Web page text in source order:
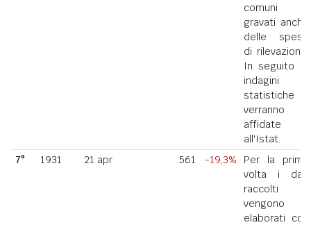
comuni
gravati anche
delle spese
di rilevazione.
In seguito le
indagini
statistiche
verranno
affidate
all'Istat.
7°
1931 21 apr 561 -19,3%
Per la prima
volta i dati
raccolti
vengono
elaborati con